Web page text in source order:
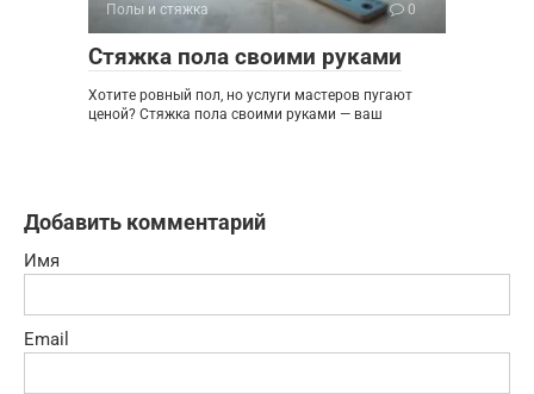
Полы и стяжка 0
Стяжка пола своими руками
Хотите ровный пол, но услуги мастеров пугают
ценой? Стяжка пола своими руками — ваш
Добавить комментарий
Имя
Email